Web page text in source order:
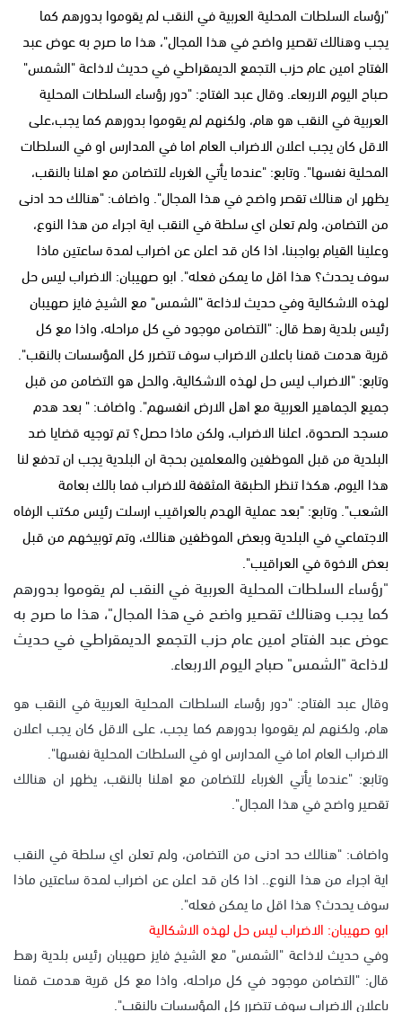
"رؤساء السلطات المحلية العربية في النقب لم يقوموا بدورهم كما
يجب وهنالك تقصير واضح في هذا المجال"، هذا ما صرح به عوض عبد
الفتاح امين عام حزب التجمع الديمقراطي في حديث لاذاعة "الشمس"
صباح اليوم الاربعاء. وقال عبد الفتاح: "دور رؤساء السلطات المحلية
العربية في النقب هو هام، ولكنهم لم يقوموا بدورهم كما يجب،على
الاقل كان يجب اعلان الاضراب العام اما في المدارس او في السلطات
المحلية نفسها". وتابع: "عندما يأتي الغرباء للتضامن مع اهلنا بالنقب،
يظهر ان هنالك تقصر واضح في هذا المجال". واضاف: "هنالك حد ادنى
من التضامن، ولم تعلن اي سلطة في النقب اية اجراء من هذا النوع،
وعلينا القيام بواجبنا، اذا كان قد اعلن عن اضراب لمدة ساعتين ماذا
سوف يحدث؟ هذا اقل ما يمكن فعله". ابو صهيبان: الاضراب ليس حل
لهذه الاشكالية وفي حديث لاذاعة "الشمس" مع الشيخ فايز صهيبان
رئيس بلدية رهط قال: "التضامن موجود في كل مراحله، واذا مع كل
قرية هدمت قمنا باعلان الاضراب سوف تتضرر كل المؤسسات بالنقب".
وتابع: "الاضراب ليس حل لهذه الاشكالية، والحل هو التضامن من قبل
جميع الجماهير العربية مع اهل الارض انفسهم". واضاف: " بعد هدم
مسجد الصحوة، اعلنا الاضراب، ولكن ماذا حصل؟ تم توجيه قضايا ضد
البلدية من قبل الموظفين والمعلمين بحجة ان البلدية يجب ان تدفع لنا
هذا اليوم، هكذا تنظر الطبقة المثقفة للاضراب فما بالك بعامة
الشعب". وتابع: "بعد عملية الهدم بالعراقيب ارسلت رئيس مكتب الرفاه
الاجتماعي في البلدية وبعض الموظفين هنالك، وتم توبيخهم من قبل
بعض الاخوة في العراقيب".
"رؤساء السلطات المحلية العربية في النقب لم يقوموا بدورهم
كما يجب وهنالك تقصير واضح في هذا المجال"، هذا ما صرح به
عوض عبد الفتاح امين عام حزب التجمع الديمقراطي في حديث
لاذاعة "الشمس" صباح اليوم الاربعاء.
وقال عبد الفتاح: "دور رؤساء السلطات المحلية العربية في النقب هو
هام، ولكنهم لم يقوموا بدورهم كما يجب، على الاقل كان يجب اعلان
الاضراب العام اما في المدارس او في السلطات المحلية نفسها".
وتابع: "عندما يأتي الغرباء للتضامن مع اهلنا بالنقب، يظهر ان هنالك
تقصير واضح في هذا المجال".
واضاف: "هنالك حد ادنى من التضامن، ولم تعلن اي سلطة في النقب
اية اجراء من هذا النوع.. اذا كان قد اعلن عن اضراب لمدة ساعتين ماذا
سوف يحدث؟ هذا اقل ما يمكن فعله".
ابو صهيبان: الاضراب ليس حل لهذه الاشكالية
وفي حديث لاذاعة "الشمس" مع الشيخ فايز صهيبان رئيس بلدية رهط
قال: "التضامن موجود في كل مراحله، واذا مع كل قرية هدمت قمنا
باعلان الاضراب سوف تتضرر كل المؤسسات بالنقب".